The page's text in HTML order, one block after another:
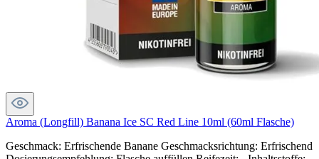
Aroma (Longfill) Banana Ice SC Red Line 10ml (60ml Flasche)
Geschmack: Erfrischende Banane Geschmacksrichtung: Erfrischend